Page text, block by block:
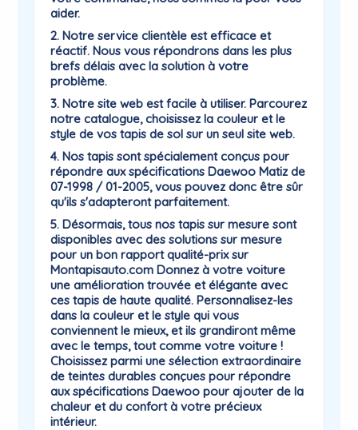
aider.
2. Notre service clientèle est efficace et
réactif. Nous vous répondrons dans les plus
brefs délais avec la solution à votre
problème.
3. Notre site web est facile à utiliser. Parcourez
notre catalogue, choisissez la couleur et le
style de vos tapis de sol sur un seul site web.
4. Nos tapis sont spécialement conçus pour
répondre aux spécifications Daewoo Matiz de
07-1998 / 01-2005, vous pouvez donc être sûr
qu'ils s'adapteront parfaitement.
5. Désormais, tous nos tapis sur mesure sont
disponibles avec des solutions sur mesure
pour un bon rapport qualité-prix sur
Montapisauto.com Donnez à votre voiture
une amélioration trouvée et élégante avec
ces tapis de haute qualité. Personnalisez-les
dans la couleur et le style qui vous
conviennent le mieux, et ils grandiront même
avec le temps, tout comme votre voiture !
Choisissez parmi une sélection extraordinaire
de teintes durables conçues pour répondre
aux spécifications Daewoo pour ajouter de la
chaleur et du confort à votre précieux
intérieur.